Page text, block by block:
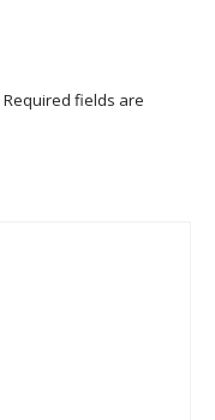
Required fields are